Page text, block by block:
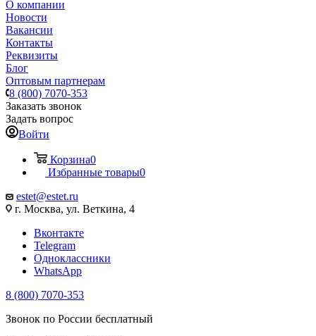
О компании
Новости
Вакансии
Контакты
Реквизиты
Блог
Оптовым партнерам
8 (800) 7070-353
Заказать звонок
Задать вопрос
Войти
Корзина0
Избранные товары0
estet@estet.ru
г. Москва, ул. Веткина, 4
Вконтакте
Telegram
Одноклассники
WhatsApp
8 (800) 7070-353
Звонок по России бесплатный